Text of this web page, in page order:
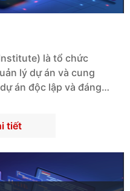
là tổ chức
lý dự án và cung
án độc lập và đáng
tiết